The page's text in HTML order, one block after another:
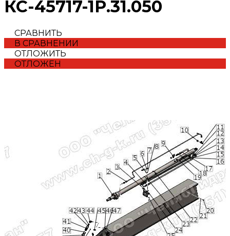
КС-45717-1Р.31.050
СРАВНИТЬ
В СРАВНЕНИИ
ОТЛОЖИТЬ
ОТЛОЖЕН